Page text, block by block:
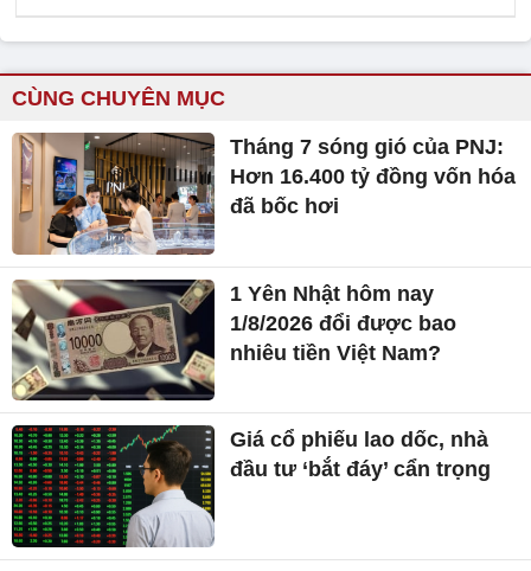
CÙNG CHUYÊN MỤC
Tháng 7 sóng gió của PNJ:
Hơn 16.400 tỷ đồng vốn hóa
đã bốc hơi
1 Yên Nhật hôm nay
1/8/2026 đổi được bao
nhiêu tiền Việt Nam?
Giá cổ phiếu lao dốc, nhà
đầu tư ‘bắt đáy’ cẩn trọng